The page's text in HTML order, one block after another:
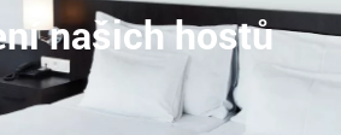
našich hostů